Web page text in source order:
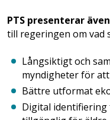
PTS presenterar även
till regeringen om vad
Långsiktigt och
myndigheter för
Bättre utformat
Digital identifiering